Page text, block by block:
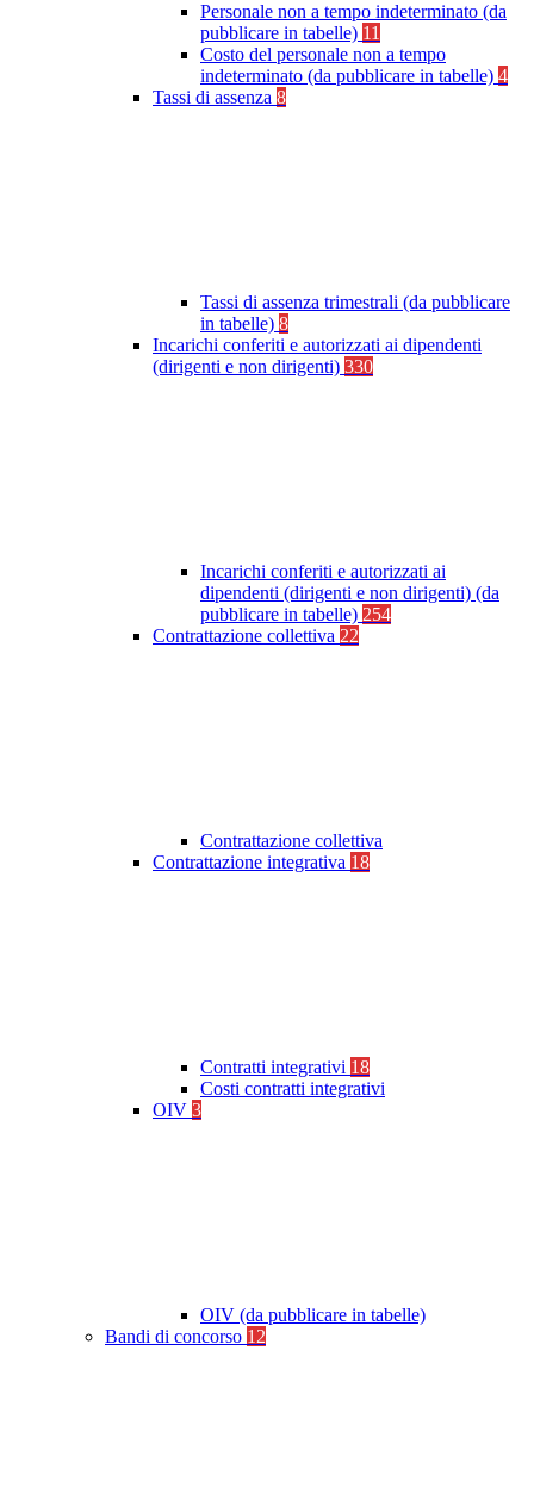
Personale non a tempo indeterminato (da
pubblicare in tabelle) 11
Costo del personale non a tempo
indeterminato (da pubblicare in tabelle) 4
Tassi di assenza 8
Tassi di assenza trimestrali (da pubblicare
in tabelle) 8
Incarichi conferiti e autorizzati ai dipendenti
(dirigenti e non dirigenti) 330
Incarichi conferiti e autorizzati ai
dipendenti (dirigenti e non dirigenti) (da
pubblicare in tabelle) 254
Contrattazione collettiva 22
Contrattazione collettiva
Contrattazione integrativa 18
Contratti integrativi 18
Costi contratti integrativi
OIV 3
OIV (da pubblicare in tabelle)
Bandi di concorso 12